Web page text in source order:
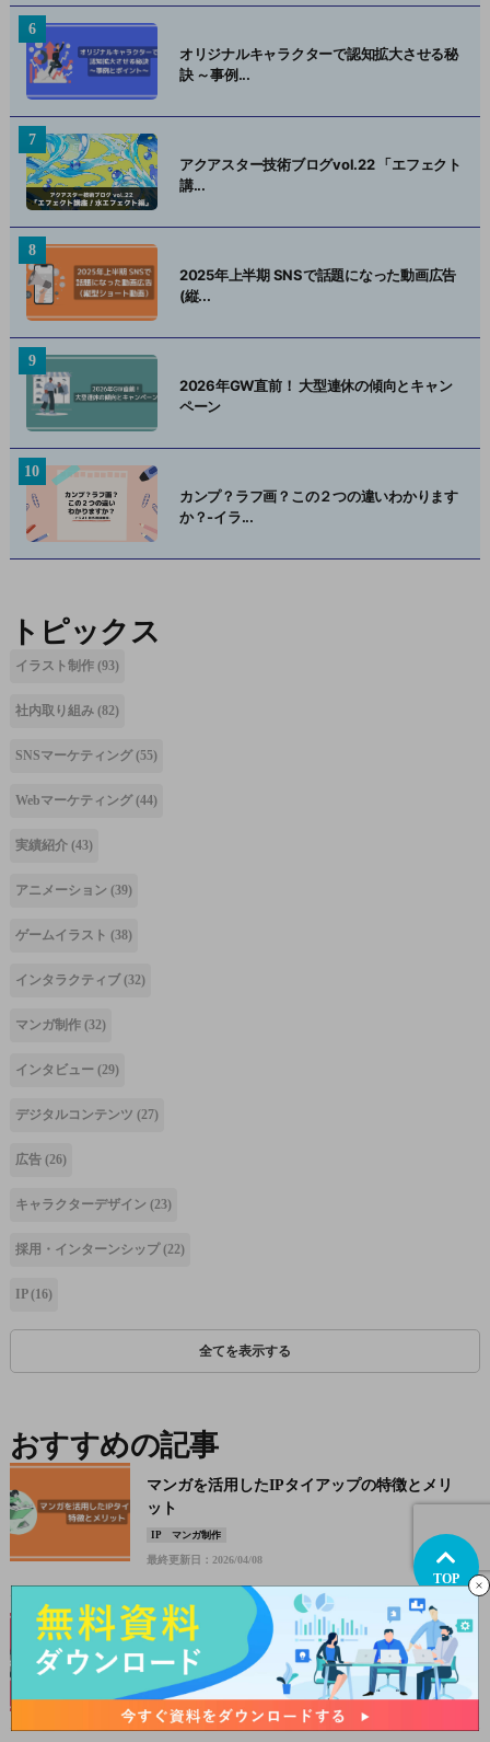
オリジナルキャラクターで認知拡大させる秘
訣 ～事例...
アクアスター技術ブログvol.22 「エフェクト
講...
2025年上半期 SNSで話題になった動画広告
(縦...
2026年GW直前！ 大型連休の傾向とキャン
ペーン
カンプ？ラフ画？この２つの違いわかります
か？-イラ...
トピックス
イラスト制作 (93)
社内取り組み (82)
SNSマーケティング(55)
Webマーケティング(44)
実績紹介 (43)
アニメーション (39)
ゲームイラスト (38)
インタラクティブ (32)
マンガ制作 (32)
インタビュー (29)
デジタルコンテンツ (27)
広告 (26)
キャラクターデザイン (23)
採用・インターンシップ(22)
IP(16)
全てを表示する
おすすめの記事
マンガを活用したIPタイアップの特徴とメリ
ット
IP マンガ制作
最終更新日：2026/04/08
アニメとのタイアップで最近話題になった広
告事例
最終更新日：2026/04/28
TOP